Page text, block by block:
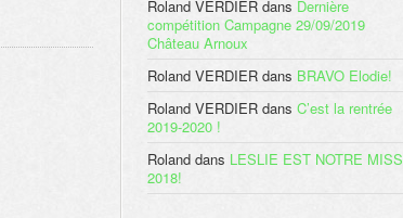
Roland VERDIER dans Dernière
compétition Campagne 29/09/2019
Château Arnoux
Roland VERDIER dans BRAVO Elodie!
Roland VERDIER dans C’est la rentrée
2019-2020 !
Roland dans LESLIE EST NOTRE MISS
2018!